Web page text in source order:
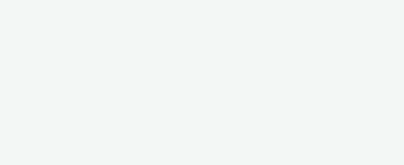
an Ihre Präferenzen und wiederholten